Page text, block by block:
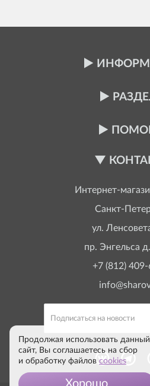
Интернет-
Санкт-
ул.
пр. Энгельса
+7 (812)
Продолжая использовать данный
сайт, Вы соглашаетесь на сбор
и обработку файлов cookies
Хорошо